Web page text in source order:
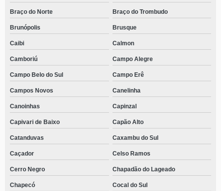
Braço do Norte Braço do Trombudo
Brunópolis Brusque
Caibi Calmon
Camboriú Campo Alegre
Campo Belo do Sul Campo Erê
Campos Novos Canelinha
Canoinhas Capinzal
Capivari de Baixo Capão Alto
Catanduvas Caxambu do Sul
Caçador Celso Ramos
Cerro Negro Chapadão do Lageado
Chapecó Cocal do Sul